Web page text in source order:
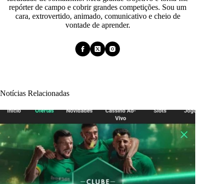
repórter de campo e cobrir grandes competições. Sou um
cara, extrovertido, animado, comunicativo e cheio de
vontade de aprender.
Notícias Relacionadas